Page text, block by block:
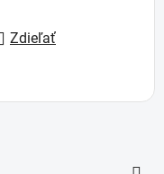
Zdieľať